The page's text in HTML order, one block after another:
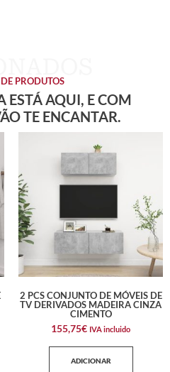
PRODUTOS
ESTÁ AQUI, E COM
TE ENCANTAR.
2 PCS CONJUNTO DE MÓVEIS DE
TV DERIVADOS MADEIRA CINZA
CIMENTO
155,75€ IVA incluido
ADICIONAR